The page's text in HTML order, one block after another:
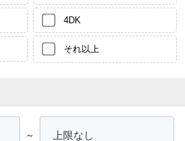
4DK
それ以上
～